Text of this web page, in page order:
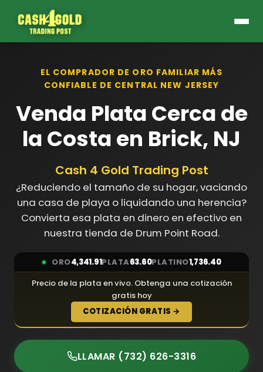
EL COMPRADOR DE ORO FAMILIAR MÁS
CONFIABLE DE CENTRAL NEW JERSEY
Venda Plata Cerca de
la Costa en Brick, NJ
Cash 4 Gold Trading Post
¿Reduciendo el tamaño de su hogar, vaciando
una casa de playa o liquidando una herencia?
Convierta esa plata en dinero en efectivo en
nuestra tienda de Drum Point Road.
ORO4,341.91PLATA63.60PLATINO1,736.40
Precio de la plata en vivo. Obtenga una cotización
gratis hoy
COTIZACIÓN GRATIS →
LLAMAR (732) 626-3316